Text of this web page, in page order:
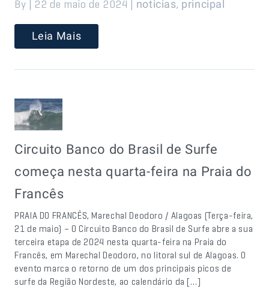
By | 22 de maio de 2024 | noticias, principal
Leia Mais
Circuito Banco do Brasil de Surfe
começa nesta quarta-feira na Praia do
Francês
PRAIA DO FRANCÊS, Marechal Deodoro / Alagoas (Terça-feira,
21 de maio) – O Circuito Banco do Brasil de Surfe abre a sua
terceira etapa de 2024 nesta quarta-feira na Praia do
Francês, em Marechal Deodoro, no litoral sul de Alagoas. O
evento marca o retorno de um dos principais picos de
surfe da Região Nordeste, ao calendário da […]